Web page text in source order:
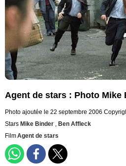
Agent de stars : Photo Mike
Photo ajoutée le 22 septembre 2006
Stars Mike Binder , Ben Affleck
FilmAgent de stars